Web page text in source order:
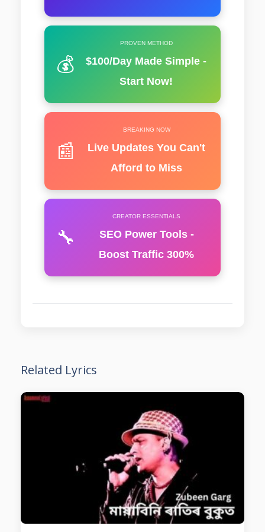
💰
PROVEN METHOD
$100/Day Made Simple -
Start Now!
📰
BREAKING NOW
Live Updates You Can't
Afford to Miss
🔧
CREATOR ESSENTIALS
SEO Power Tools -
Boost Traffic 300%
Related Lyrics